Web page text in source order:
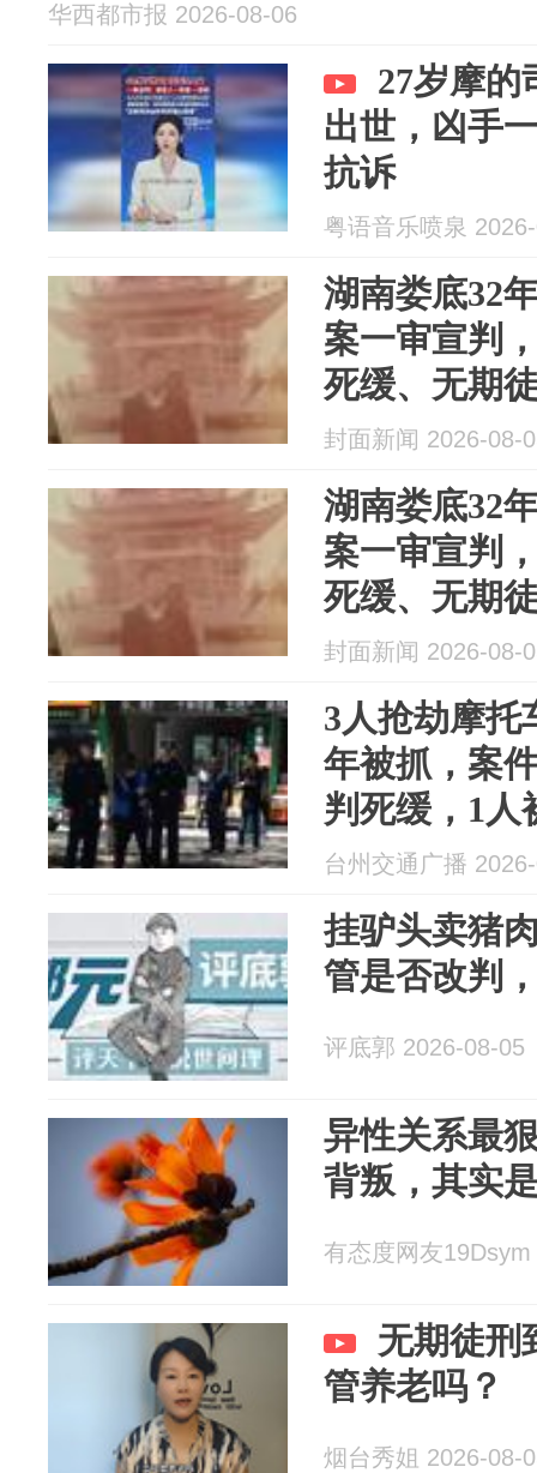
华西都市报 2026-08-06
27岁摩的
出世，凶手
抗诉
粤语音乐喷泉
湖南娄底32
案一审宣判
死缓、无期
世
封面新闻 2026-08-
湖南娄底32
案一审宣判
死缓、无期
封面新闻 2026-08-
3人抢劫摩托
年被抓，案
判死缓，1人
开庭审理前
台州交通广播
挂驴头卖猪
管是否改判
评底郭 2026-08-05
异性关系最
背叛，其实
有态度网友
无期徒刑
管养老吗？
烟台秀姐 2026-08-